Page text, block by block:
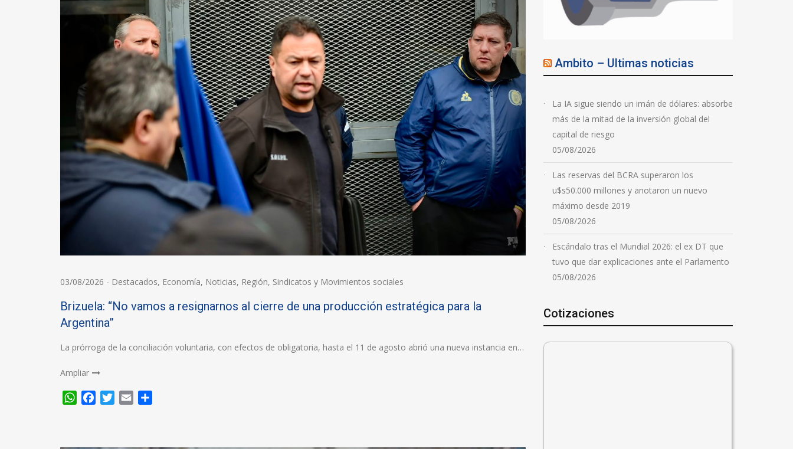
03/08/2026 - Destacados, Economía, Noticias, Región, Sindicatos y Movimientos sociales
Brizuela: “No vamos a resignarnos al cierre de una producción estratégica para la
Argentina”
La prórroga de la conciliación voluntaria, con efectos de obligatoria, hasta el 11 de agosto abrió una nueva instancia en…
Ampliar
WhatsApp
FacebookTwitter
Email
Ambito – Ultimas noticias
La IA sigue siendo un imán de dólares: absorbe
más de la mitad de la inversión global del
capital de riesgo
05/08/2026
Las reservas del BCRA superaron los
u$s50.000 millones y anotaron un nuevo
máximo desde 2019
05/08/2026
Escándalo tras el Mundial 2026: el ex DT que
tuvo que dar explicaciones ante el Parlamento
05/08/2026
Cotizaciones